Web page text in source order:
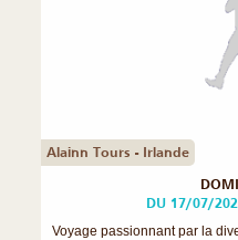
Alainn Tours - Irlande
DU 17/07/
Voyage passionnant par la